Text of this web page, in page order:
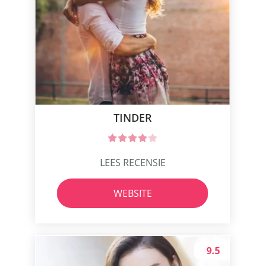
TINDER
LEES RECENSIE
WEBSITE
9.5